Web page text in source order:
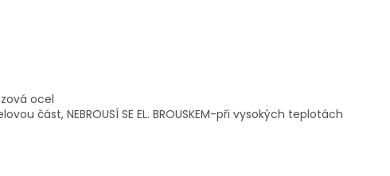
ocel
část, NEBROUSÍ SE EL. BROUSKEM-při vysokých teplotách